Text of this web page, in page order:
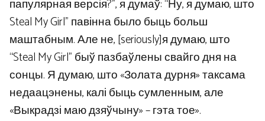
папулярная версія?”, я думаў: “Ну, я думаю, што
Steal My Girl” павінна было быць больш
маштабным. Але не, [seriously]я думаю, што
“Steal My Girl” быў пазбаўлены свайго дня на
сонцы. Я думаю, што «Золата дурня» таксама
недаацэнены, калі быць сумленным, але
«Выкрадзі маю дзяўчыну» – гэта тое».